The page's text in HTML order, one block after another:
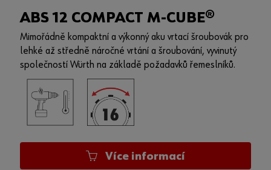
ABS 12 COMPACT M-CUBE®
Mimořádně kompaktní a výkonný aku vrtací šroubovák pro
lehké až středně náročné vrtání a šroubování, vyvinutý
společností Würth na základě požadavků řemeslníků.
Více informací